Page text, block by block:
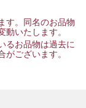
す。同名のお品物
いたします。
るお品物は過去に
ございます。